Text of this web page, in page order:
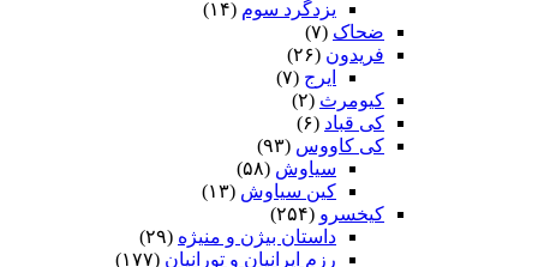
یزدگرد سوم (۱۴)
ضحاک (۷)
فریدون (۲۶)
ایرج (۷)
کیومرث (۲)
کی قباد (۶)
کی کاووس (۹۳)
سیاوش (۵۸)
کین سیاوش (۱۳)
کیخسرو (۲۵۴)
داستان بیژن و منیژه (۲۹)
رزم ایرانیان و تورانیان (۱۷۷)